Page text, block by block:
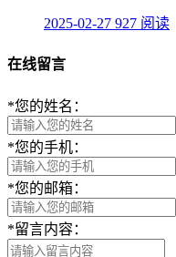
2025-02-27 927 阅读
在线留言
*您的姓名：
*您的手机：
*您的邮箱：
*留言内容：